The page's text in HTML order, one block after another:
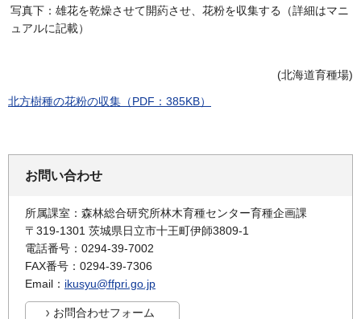
写真下：雄花を乾燥させて開葯させ、花粉を収集する（詳細はマニ
ュアルに記載）
(北海道育種場)
北方樹種の花粉の収集（PDF：385KB）
お問い合わせ
所属課室：森林総合研究所林木育種センター育種企画課
〒319-1301 茨城県日立市十王町伊師3809-1
電話番号：0294-39-7002
FAX番号：0294-39-7306
Email： ikusyu@ffpri.go.jp